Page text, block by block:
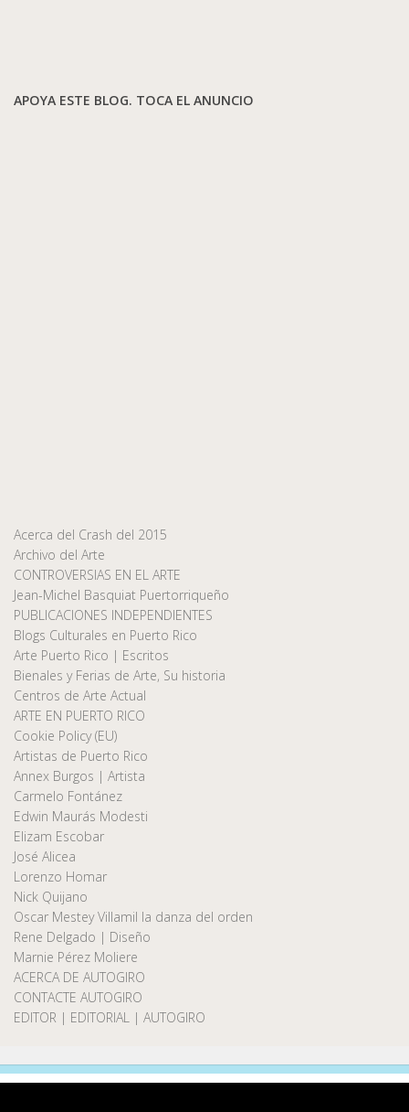
APOYA ESTE BLOG. TOCA EL ANUNCIO
Acerca del Crash del 2015
Archivo del Arte
CONTROVERSIAS EN EL ARTE
Jean-Michel Basquiat Puertorriqueño
PUBLICACIONES INDEPENDIENTES
Blogs Culturales en Puerto Rico
Arte Puerto Rico | Escritos
Bienales y Ferias de Arte, Su historia
Centros de Arte Actual
ARTE EN PUERTO RICO
Cookie Policy (EU)
Artistas de Puerto Rico
Annex Burgos | Artista
Carmelo Fontánez
Edwin Maurás Modesti
Elizam Escobar
José Alicea
Lorenzo Homar
Nick Quijano
Oscar Mestey Villamil la danza del orden
Rene Delgado | Diseño
Marnie Pérez Moliere
ACERCA DE AUTOGIRO
CONTACTE AUTOGIRO
EDITOR | EDITORIAL | AUTOGIRO